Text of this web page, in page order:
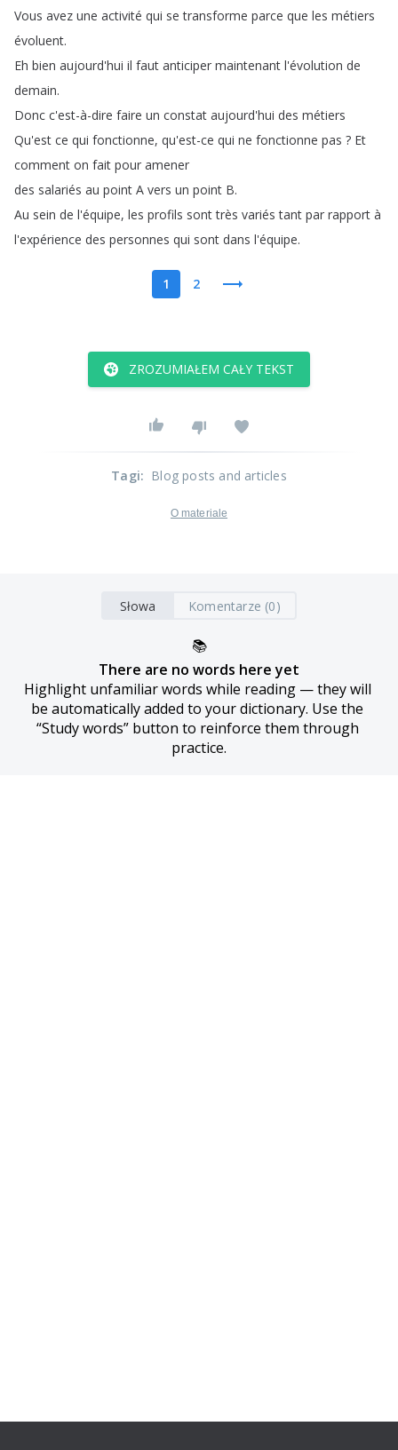
Vous avez une activité qui se transforme parce que les métiers
évoluent.
Eh bien aujourd'hui il faut anticiper maintenant l'évolution de
demain.
Donc c'est-à-dire faire un constat aujourd'hui des métiers
Qu'est ce qui fonctionne, qu'est-ce qui ne fonctionne pas ? Et
comment on fait pour amener
des salariés au point A vers un point B.
Au sein de l'équipe, les profils sont très variés tant par rapport à
l'expérience des personnes qui sont dans l'équipe.
1 2
ZROZUMIAŁEM CAŁY TEKST
Tagi: Blog posts and articles
O materiale
Słowa Komentarze (0)
📚
There are no words here yet
Highlight unfamiliar words while reading — they will
be automatically added to your dictionary. Use the
“Study words” button to reinforce them through
practice.